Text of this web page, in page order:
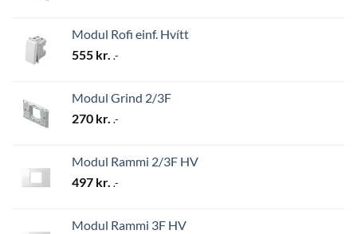
Modul Rofi einf. Hvítt
555 kr. .-
Modul Grind 2/3F
270 kr. .-
Modul Rammi 2/3F HV
497 kr. .-
Modul Rammi 3F HV